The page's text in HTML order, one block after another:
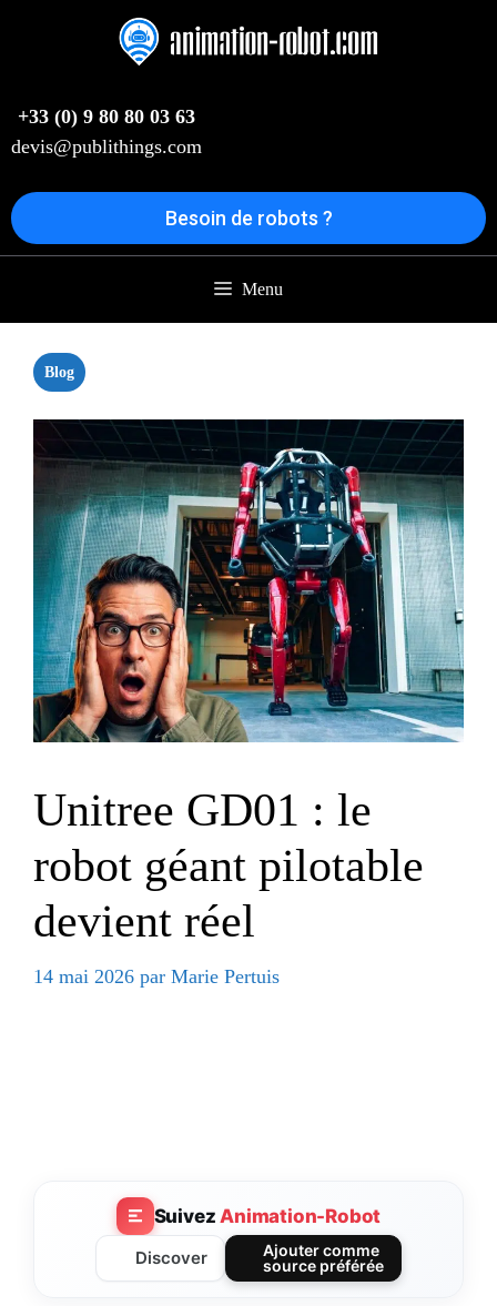
+33 (0) 9 80 80 03 63
devis@publithings.com
Besoin de robots ?
Menu
Blog
Unitree GD01 : le
robot géant pilotable
devient réel
14 mai 2026 par Marie Pertuis
Suivez Animation-Robot
Discover
Ajouter comme
source préférée